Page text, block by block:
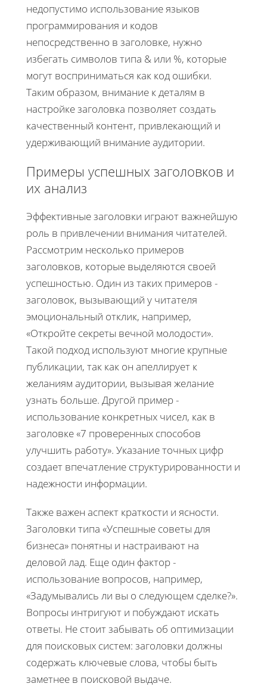
недопустимо использование языков
программирования и кодов
непосредственно в заголовке, нужно
избегать символов типа & или %, которые
могут восприниматься как код ошибки.
Таким образом, внимание к деталям в
настройке заголовка позволяет создать
качественный контент, привлекающий и
удерживающий внимание аудитории.
Примеры успешных заголовков и
их анализ
Эффективные заголовки играют важнейшую
роль в привлечении внимания читателей.
Рассмотрим несколько примеров
заголовков, которые выделяются своей
успешностью. Один из таких примеров -
заголовок, вызывающий у читателя
эмоциональный отклик, например,
«Откройте секреты вечной молодости».
Такой подход используют многие крупные
публикации, так как он апеллирует к
желаниям аудитории, вызывая желание
узнать больше. Другой пример -
использование конкретных чисел, как в
заголовке «7 проверенных способов
улучшить работу». Указание точных цифр
создает впечатление структурированности и
надежности информации.
Также важен аспект краткости и ясности.
Заголовки типа «Успешные советы для
бизнеса» понятны и настраивают на
деловой лад. Еще один фактор -
использование вопросов, например,
«Задумывались ли вы о следующем сделке?».
Вопросы интригуют и побуждают искать
ответы. Не стоит забывать об оптимизации
для поисковых систем: заголовки должны
содержать ключевые слова, чтобы быть
заметнее в поисковой выдаче.